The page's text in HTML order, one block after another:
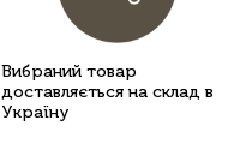
Вибраний товар
доставляється на склад в
Україну